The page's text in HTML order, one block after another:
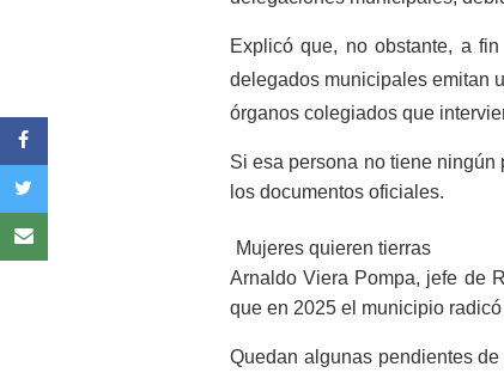
Explicó que, no obstante, a
delegados municipales emitan
órganos colegiados que
Si esa persona no tiene
los documentos oficiales.
Mujeres quieren tierras
Arnaldo Viera Pompa, jefe de
que en 2025 el municipio
Quedan algunas pendientes